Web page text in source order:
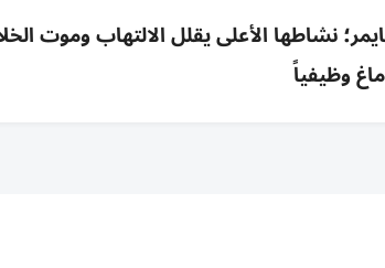
نشاطها الأعلى يقلل الالتهاب وموت
وظيفياً